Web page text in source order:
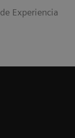
Experiencia